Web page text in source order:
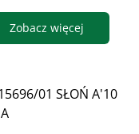
Zobacz więcej